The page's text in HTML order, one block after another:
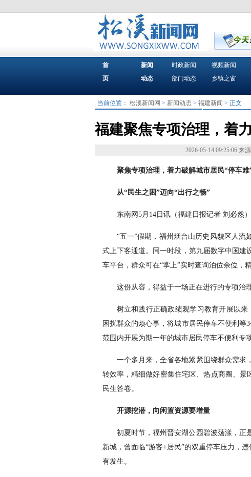
首
页
新闻
动态
时政新闻
部门动态
视频新闻
乡镇之窗
当前位置： 松溪新闻网 > 新闻动态> 福建新闻 > 正文
福建聚焦专项治理，着
2026-05-14 09:25:06 来
聚焦专项治理，着力破解城市居民“停车
从“民生之困”迈向“出行之畅”
东南网5月14日讯（福建日报记者 刘必然）
“五一”假期，福州烟台山历史风貌区人
式上下客通道。同一时段，第九届数字中国
车平台，群众可在“掌上”实时查询泊位余位，
这份从容，得益于一场正在进行的专项治理
树立和践行正确政绩观学习教育开展以
困扰群众的烦心事，将城市居民停车不便利
范围内开展为期一年的城市居民停车不便利专
一个多月来，全省各地紧紧围绕群众需求
转效率，精细做好密集住宅区、热点商圈、景
民生答卷。
开源挖潜，向闲置资源要增量
初夏时节，福州晋安湖公园碧波荡漾，正
新城，曾面临“游客+居民”的双重停车压力，
有发生。